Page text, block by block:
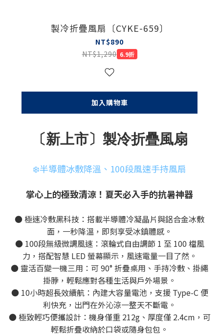
製冷折疊風扇〔CYKE-659〕
NT$890
NT$1,290 6.9折
加入購物車
〔新上市〕製冷折疊風扇
❄️半導體冰敷降溫、100段風速手持風扇
掌心上的極致清涼！夏天必入手的抗暑神器
● 極速冷敷黑科技：搭載半導體冷凝晶片與鋁合金冰敷
面，一秒降溫，即刻享受冰鎮體感。
● 100段無級微調風速：滾輪式自由調節 1 至 100 檔風
力，搭配智慧 LED 螢幕顯示，風速電量一目了然。
● 靈活百變一機三用：可 90° 折疊桌用、手持冷敷、掛繩
掛脖，輕鬆應對各種生活與戶外場景。
● 10小時超長效續航：內建大容量電池，支援 Type-C 便
利快充，出門在外沁涼一整天不斷電。
● 極致輕巧便攜設計：機身僅重 212g、厚度僅 2.4cm，可
輕鬆折疊收納於口袋或隨身包包。